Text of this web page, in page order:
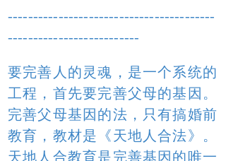
-----------------------------------------
--------------------------
要完善人的灵魂，是一个系统的
工程，首先要完善父母的基因。
完善父母基因的法，只有搞婚前
教育，教材是《天地人合法》。
天地人合教育是完善基因的唯一